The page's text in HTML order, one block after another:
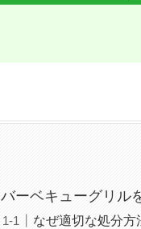
バーベキューグリル
なぜ適切な処分